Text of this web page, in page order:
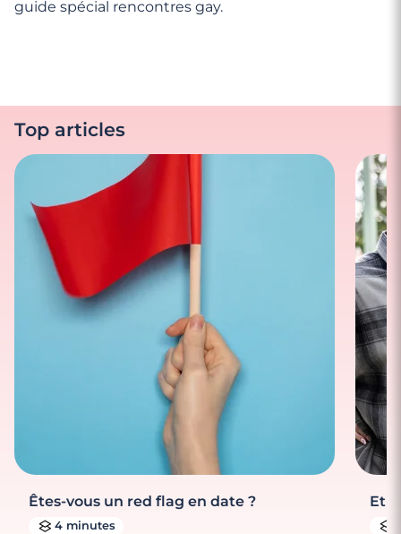
guide spécial rencontres gay.
Top articles
Êtes-vous un red flag en date ?
4 minutes
Et